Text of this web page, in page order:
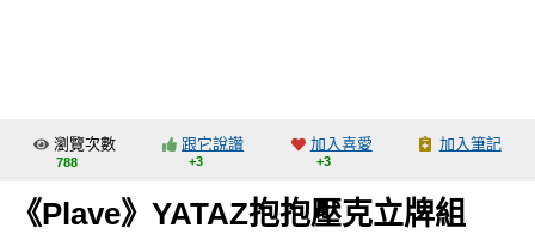
交流中心
攤位轉讓區
瀏覽次數
788
跟它說讚
+3
加入喜愛
+3
加入筆記
《Plave》YATAZ抱抱壓克立牌組